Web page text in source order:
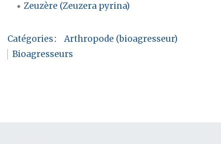
Zeuzère (Zeuzera pyrina)
Catégories:
Arthropode (bioagresseur)
Bioagresseurs